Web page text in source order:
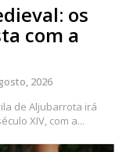
os
com a
2026
de Aljubarrota irá
XIV, com a...